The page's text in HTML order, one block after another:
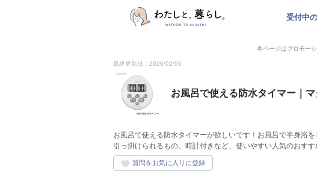
受付中
本ページはプロモー
最終更新日：2026/02/05
お風呂で使える防水タイマー｜
お風呂で使える防水タイマーが欲しいです！お風呂で半身浴
引っ掛けられるもの、時計付きなど、使いやすい人気のおす